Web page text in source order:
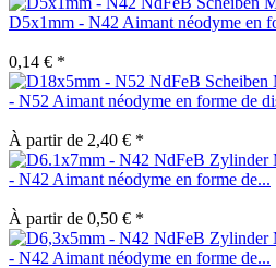
D5x1mm - N42 Aimant néodyme en
0,14 € *
- N52 Aimant néodyme en forme de
À partir de 2,40 € *
- N42 Aimant néodyme en forme de...
À partir de 0,50 € *
- N42 Aimant néodyme en forme de...